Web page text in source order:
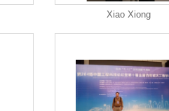
Xiao Xiong